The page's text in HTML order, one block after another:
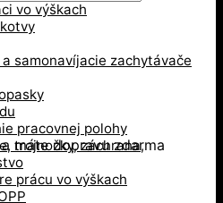
vo výškach
samonavíjacie zachytávače
pracovnej polohy
trojnožky, záchrana,
prácu vo výškach
máte dopravu zdarma